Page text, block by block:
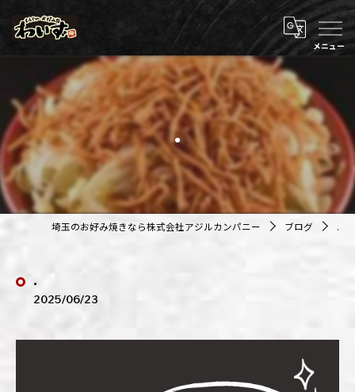
.
埼玉のお好み焼きなら株式会社アジルカンパニー ブログ .
.
2025/06/23